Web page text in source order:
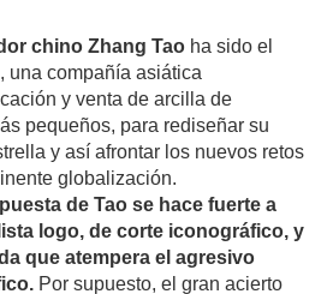
chino Zhang­ Tao ha sido el
, una compañía asiática
y venta de arcilla de
pequeños, para rediseñar su
y así afrontar los nuevos retos
globalización.
de Tao se hace fuerte a
logo, de corte iconográfico, y
que atempera el agresivo
Por supuesto, el gran acierto